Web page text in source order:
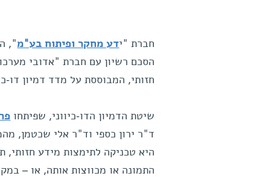
חברת "ידע מחקר ופיתוח בע"מ",
חזותי, המבוססת על מדד דמיון דו-
שיטת הדמיון הדו-כיווני, שפיתחו
ד"ר ירון כספי וד"ר אלי שכטמן,
היא טכניקה לתימצות מידע חזותי,
התמונה או מכווצות אותה, או –